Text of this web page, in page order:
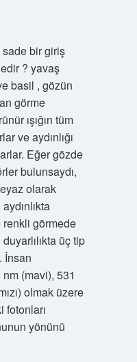
sade bir giriş
? yavaş
basil , gözün
görme
ışığın tüm
ve aydınlığı
Eğer gözde
bulunsaydı,
olarak
görmede
üç tip
İnsan
(mavi), 531
olmak üzere
fotonları
yönünü